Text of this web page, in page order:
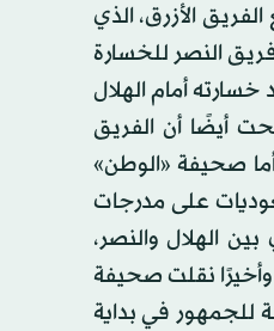
الرسمي الأول مع الفريق الأزرق، الذي
النصر للخسارة
أمام الهلال
أيضًا أن الفريق
صحيفة «الوطن»
على مدرجات
الهلال والنصر،
نقلت صحيفة
للجمهور في بداية